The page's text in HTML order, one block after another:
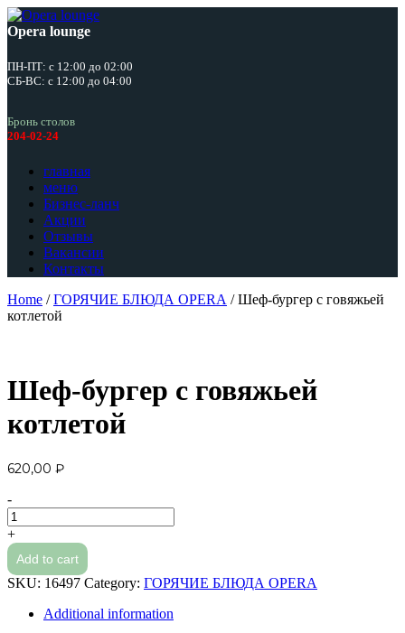
Opera lounge
ПН-ПТ: с 12:00 до 02:00
СБ-ВС: с 12:00 до 04:00
Бронь столов
204-02-24
главная
меню
Бизнес-ланч
Акции
Отзывы
Вакансии
Контакты
Home /ГОРЯЧИЕ БЛЮДА OPERA / Шеф-бургер с говяжьей
котлетой
Шеф-бургер с говяжьей
котлетой
620,00 ₽
-
Шеф-
бургер
с
говяжьей
котлетой
+
Add to cart
SKU: 16497 Category: ГОРЯЧИЕ БЛЮДА OPERA
Additional information